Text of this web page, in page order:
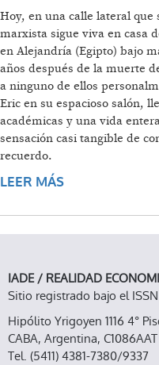
Hoy, en una calle lateral
marxista sigue viva en casa
en Alejandría (Egipto) bajo
años después de la muerte
a ninguno de ellos
Eric en su espacioso salón,
académicas y una vida
sensación casi tangible de
recuerdo.
LEER MÁS
IZQUIERDA Y
IADE / REALIDAD
Sitio registrado bajo el
Hipólito Yrigoyen 1116 4°
CABA, Argentina, C1086AAT
Tel. (5411) 4381-7380/9337